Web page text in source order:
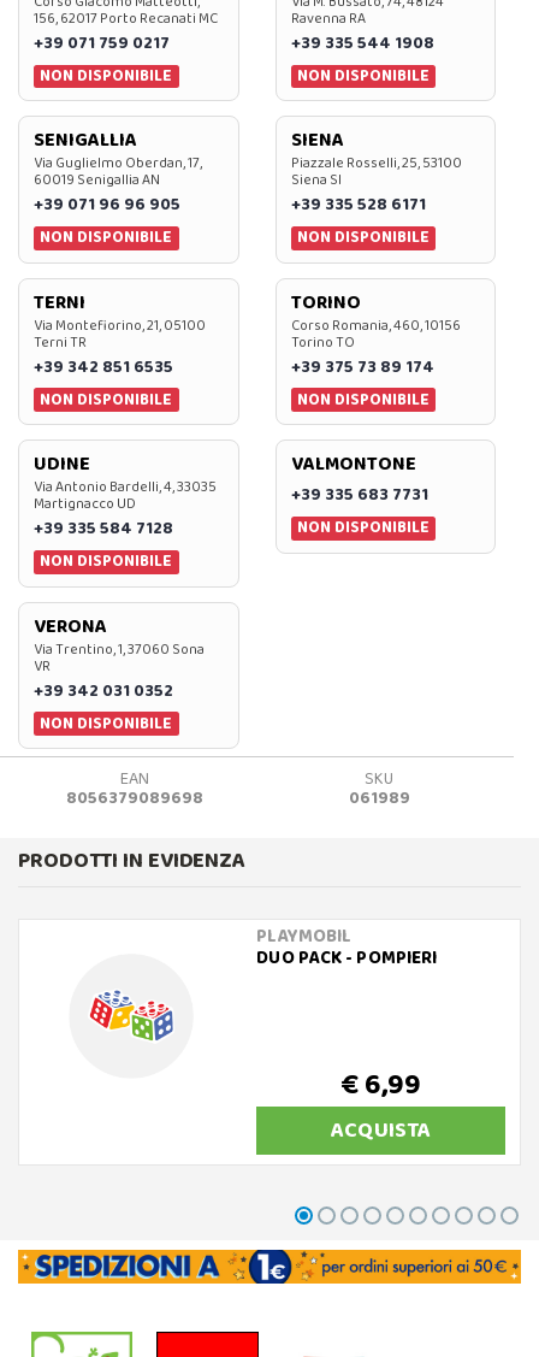
156, 62017 Porto Recanati MC
+39 071 759 0217
NON DISPONIBILE
Ravenna RA
+39 335 544 1908
NON DISPONIBILE
SENIGALLIA
Via Guglielmo Oberdan, 17,
60019 Senigallia AN
+39 071 96 96 905
NON DISPONIBILE
SIENA
Piazzale Rosselli, 25, 53100
Siena SI
+39 335 528 6171
NON DISPONIBILE
TERNI
Via Montefiorino, 21, 05100
Terni TR
+39 342 851 6535
NON DISPONIBILE
TORINO
Corso Romania, 460, 10156
Torino TO
+39 375 73 89 174
NON DISPONIBILE
UDINE
Via Antonio Bardelli, 4, 33035
Martignacco UD
+39 335 584 7128
NON DISPONIBILE
VALMONTONE
+39 335 683 7731
NON DISPONIBILE
VERONA
Via Trentino, 1, 37060 Sona
VR
+39 342 031 0352
NON DISPONIBILE
EAN
8056379089698
SKU
061989
PRODOTTI IN EVIDENZA
PLAYMOBIL
DUO PACK - POMPIERI
€ 6,99
ACQUISTA